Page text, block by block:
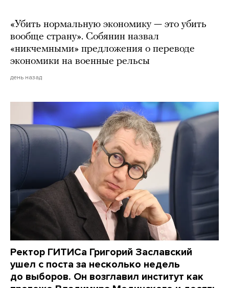
«Убить нормальную экономику — это убить
вообще страну». Собянин назвал
«никчемными» предложения о переводе
экономики на военные рельсы
день назад
Ректор ГИТИСа Григорий Заславский
ушел с поста за несколько недель
до выборов. Он возглавил институт как